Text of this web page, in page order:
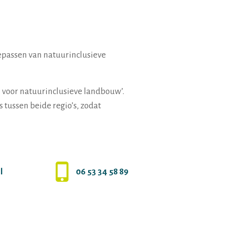
van natuurinclusieve
natuurinclusieve landbouw’.
beide regio’s, zodat
06 53 34 58 89